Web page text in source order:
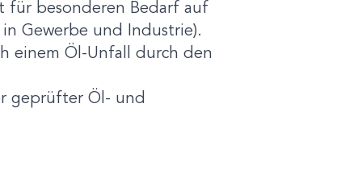
für besonderen Bedarf auf
Gewerbe und Industrie).
einem Öl-Unfall durch den
geprüfter Öl- und